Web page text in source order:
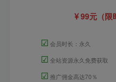
99元（限
☑ 会员时长：永久
☑ 全站资源永久免费获取
☑ 推广佣金高达70％